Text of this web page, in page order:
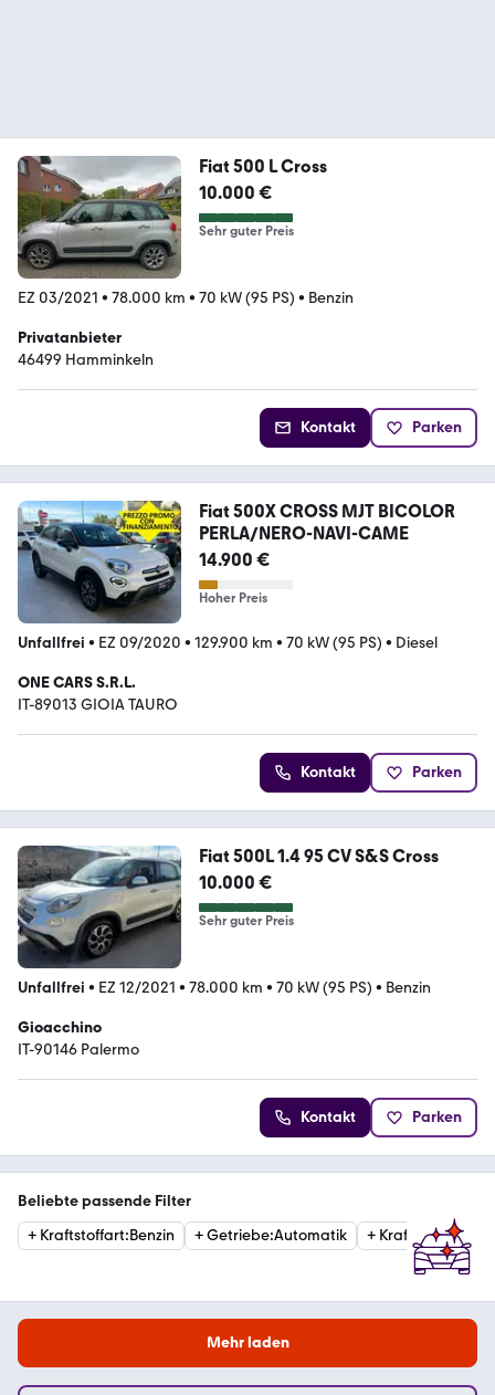
Fiat 500 L Cross
10.000 €
Sehr guter Preis
EZ 03/2021 • 78.000 km • 70 kW (95 PS) • Benzin
Privatanbieter
46499 Hamminkeln
Kontakt Parken
Fiat 500X CROSS MJT BICOLOR
PERLA/NERO-NAVI-CAME
14.900 €
Hoher Preis
Unfallfrei • EZ 09/2020 • 129.900 km • 70 kW (95 PS) • Diesel
ONE CARS S.R.L.
IT-89013 GIOIA TAURO
Kontakt Parken
Fiat 500L 1.4 95 CV S&S Cross
10.000 €
Sehr guter Preis
Unfallfrei • EZ 12/2021 • 78.000 km • 70 kW (95 PS) • Benzin
Gioacchino
IT-90146 Palermo
Kontakt Parken
Beliebte passende Filter
+ Kraftstoffart:Benzin +Getriebe:Automatik + Kraftstoffart
Mehr laden